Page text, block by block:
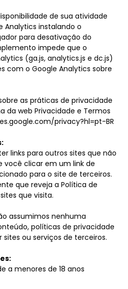
de sua atividade
Analytics instalando o
para desativação do
impede que o
(ga.js, analytics.js e dc.js)
com o Google Analytics sobre
as práticas de privacidade
da web Privacidade e Termos
privacy?hl=pt-BR
links para outros sites que não
você clicar em um link de
para o site de terceiros.
que reveja a Política de
que visita.
assumimos nenhuma
políticas de privacidade
ou serviços de terceiros.
a menores de 18 anos